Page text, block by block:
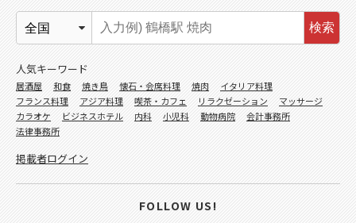
検索
人気キーワード
居酒屋 和食 焼き鳥 懐石・会席料理 焼肉
イタリア料理
フランス料理
アジア料理 喫茶・カフェ リラクゼーション
マッサージ
カラオケ
ビジネスホテル 内科 小児科 動物病院
会計事務所
法律事務所
掲載者ログイン
FOLLOW US!